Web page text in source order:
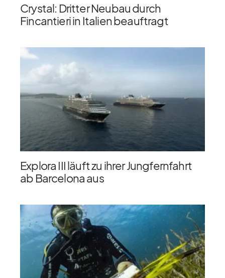
Crystal: Dritter Neubau durch
Fincantieri in Italien beauftragt
Explora III läuft zu ihrer Jungfernfahrt
ab Barcelona aus